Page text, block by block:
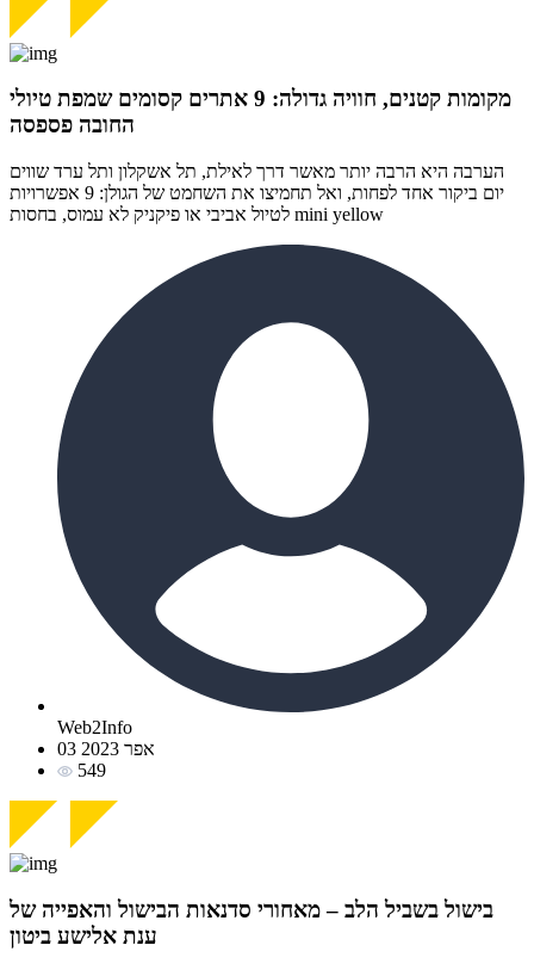
מינוי חדש לתפקיד סמנכ"לית המרכז הישראלי לחדשנות
בחינוך
06 ינו 2025
מצטרפת ל-FINQ בתפקיד מנהלת שירות וחווית הלקוח
בעמותת בוגרי 8200
תא"ל (מיל.) ד"ר הדס מינקה-ברנד נבחרה למנכ"לית
ג'וינט-ישראל
מועצת המנהלים של מטח, המרכז לטכנולוגיה חינוכית
מתברכת בשלושה מינויים חדשים
29 מאי 2024
יניב קקון מונה למנהל הארצי של תוכנית הישגים בעמותת
אלומה
בכירה חדשה בביוטק הישראלי: שרון גור אריה תמונה ל-VP
מקומות קטנים, חוויה גדולה: 9 אתרים קסומים שמפת טיולי
החובה פספסה
הערבה היא הרבה יותר מאשר דרך לאילת, תל אשקלון ותל ערד שווים
יום ביקור אחד לפחות, ואל תחמיצו את השחמט של הגולן: 9 אפשרויות
לטיול אביבי או פיקניק לא עמוס, בחסות mini yellow
Web2Info
03 אפר 2023
549
בישול בשביל הלב – מאחורי סדנאות הבישול והאפייה של
ענת אלישע ביטון